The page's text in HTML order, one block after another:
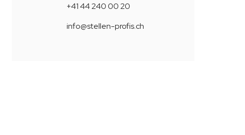
+41 44 240 00 20
info@stellen-profis.ch